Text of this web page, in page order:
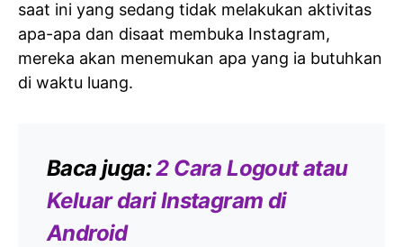
saat ini yang sedang tidak melakukan aktivitas
apa-apa dan disaat membuka Instagram,
mereka akan menemukan apa yang ia butuhkan
di waktu luang.
Baca juga:2 Cara Logout atau
Keluar dari Instagram di
Android